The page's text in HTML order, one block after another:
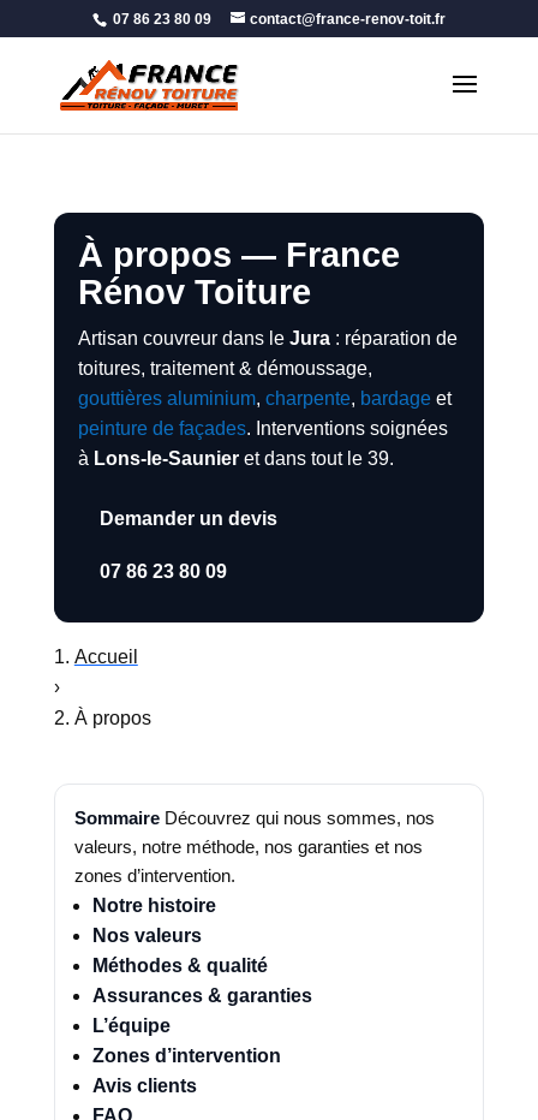
07 86 23 80 09 contact@france-renov-toit.fr
À propos — France
Rénov Toiture
Artisan couvreur dans le Jura: réparation de
toitures, traitement & démoussage,
gouttières aluminium, charpente, bardageet
peinture de façades. Interventions soignées
à Lons-le-Saunieret dans tout le 39.
Demander un devis
07 86 23 80 09
Accueil
›
À propos
Sommaire Découvrez qui nous sommes, nos
valeurs, notre méthode, nos garanties et nos
zones d’intervention.
Notre histoire
Nos valeurs
Méthodes & qualité
Assurances & garanties
L’équipe
Zones d’intervention
Avis clients